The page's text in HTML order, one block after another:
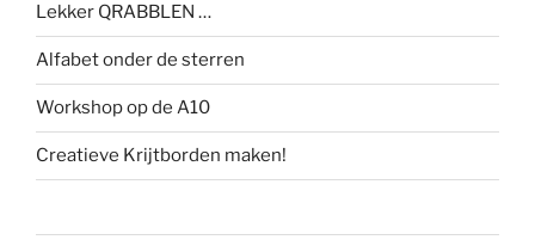
Lekker QRABBLEN …
Alfabet onder de sterren
Workshop op de A10
Creatieve Krijtborden maken!